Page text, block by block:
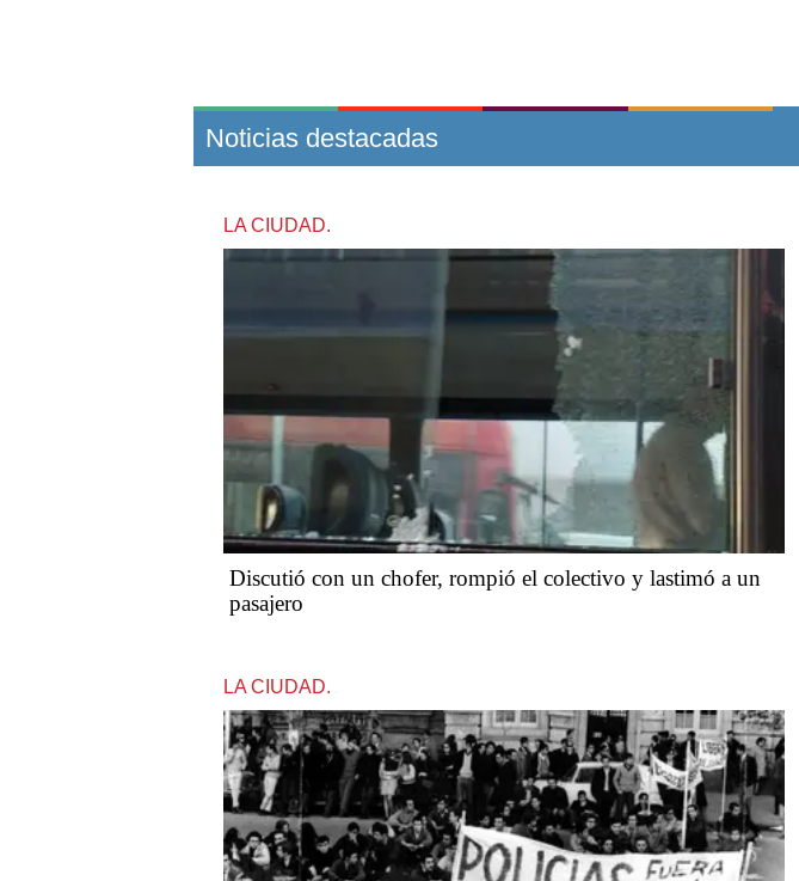
Noticias destacadas
LA CIUDAD.
Discutió con un chofer, rompió el colectivo y lastimó a un
pasajero
LA CIUDAD.